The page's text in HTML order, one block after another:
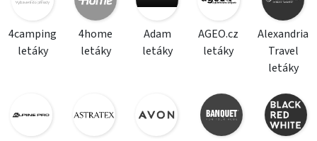
4camping
letáky
4home
letáky
Adam
letáky
AGEO.cz
letáky
Alexandria
Travel
letáky